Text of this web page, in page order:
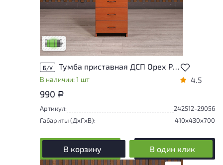
У товара присутствуют незначительные
следы эксплуатации, не влияющие на
удобство его использования
Низкая степень износа
Б/У Тумба приставная ДСП Орех Россия
В наличии: 1 шт 4.5
990 Р
Артикул:
242512-29056
Габариты (ДxГxВ):
410x430x700
В корзину В один клик